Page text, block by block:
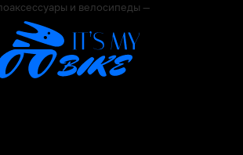
и велосипеды —